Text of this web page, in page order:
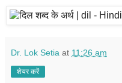
Dr. Lok Setia at 11:26 am
शेयर करें